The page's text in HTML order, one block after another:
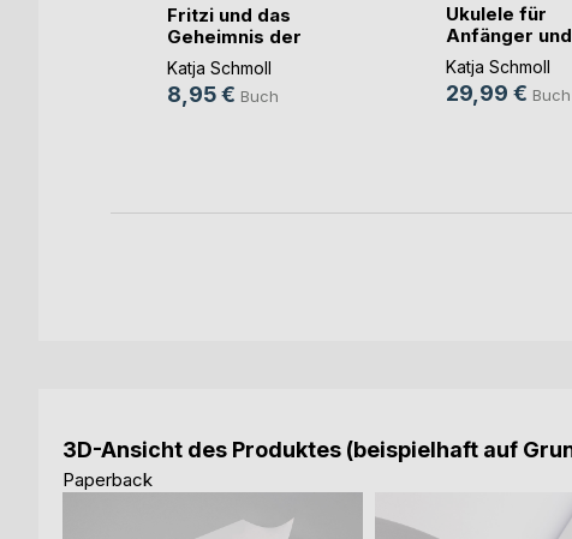
Fritzi und das
Geheimnis der
Freun(...)
Katja Schmoll
8,95 € Buch
Ukulele für
Anfänger und
Senioren
Katja Schmoll
29,99 € Buch
3D-Ansicht des Produktes (beispielhaft auf
Paperback